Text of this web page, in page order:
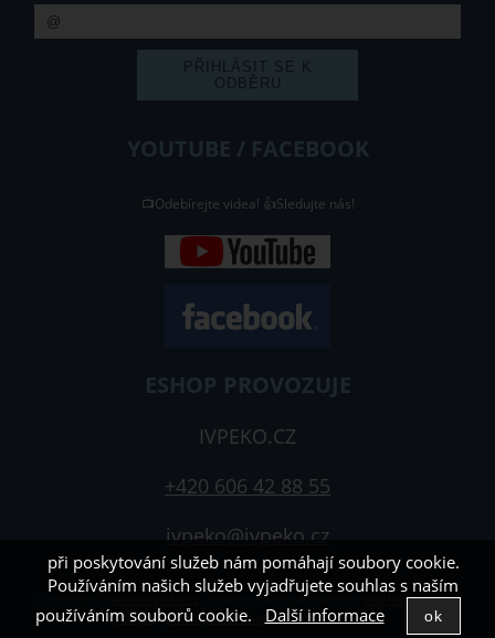
YOUTUBE / FACEBOOK
📺Odebírejte videa! 👍Sledujte nás!
ESHOP PROVOZUJE
IVPEKO.CZ
+420 606 42 88 55
ivpeko@ivpeko.cz
provozováno na systému
tvorba e-
shopuapronájem e-shopuShop5.cz
při poskytování služeb nám pomáhají soubory cookie.
Používáním našich služeb vyjadřujete souhlas s naším
používáním souborů cookie. Další informace